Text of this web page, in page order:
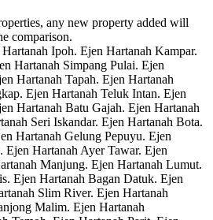
any new property added will
comparison.
Ipoh. Ejen Hartanah Kampar.
Hartanah Simpang Pulai. Ejen
Hartanah Tapah. Ejen Hartanah
Ejen Hartanah Teluk Intan. Ejen
Hartanah Batu Gajah. Ejen Hartanah
Seri Iskandar. Ejen Hartanah Bota.
Hartanah Gelung Pepuyu. Ejen
Ejen Hartanah Ayer Tawar. Ejen
Manjung. Ejen Hartanah Lumut.
Ejen Hartanah Bagan Datuk. Ejen
Slim River. Ejen Hartanah
Malim. Ejen Hartanah